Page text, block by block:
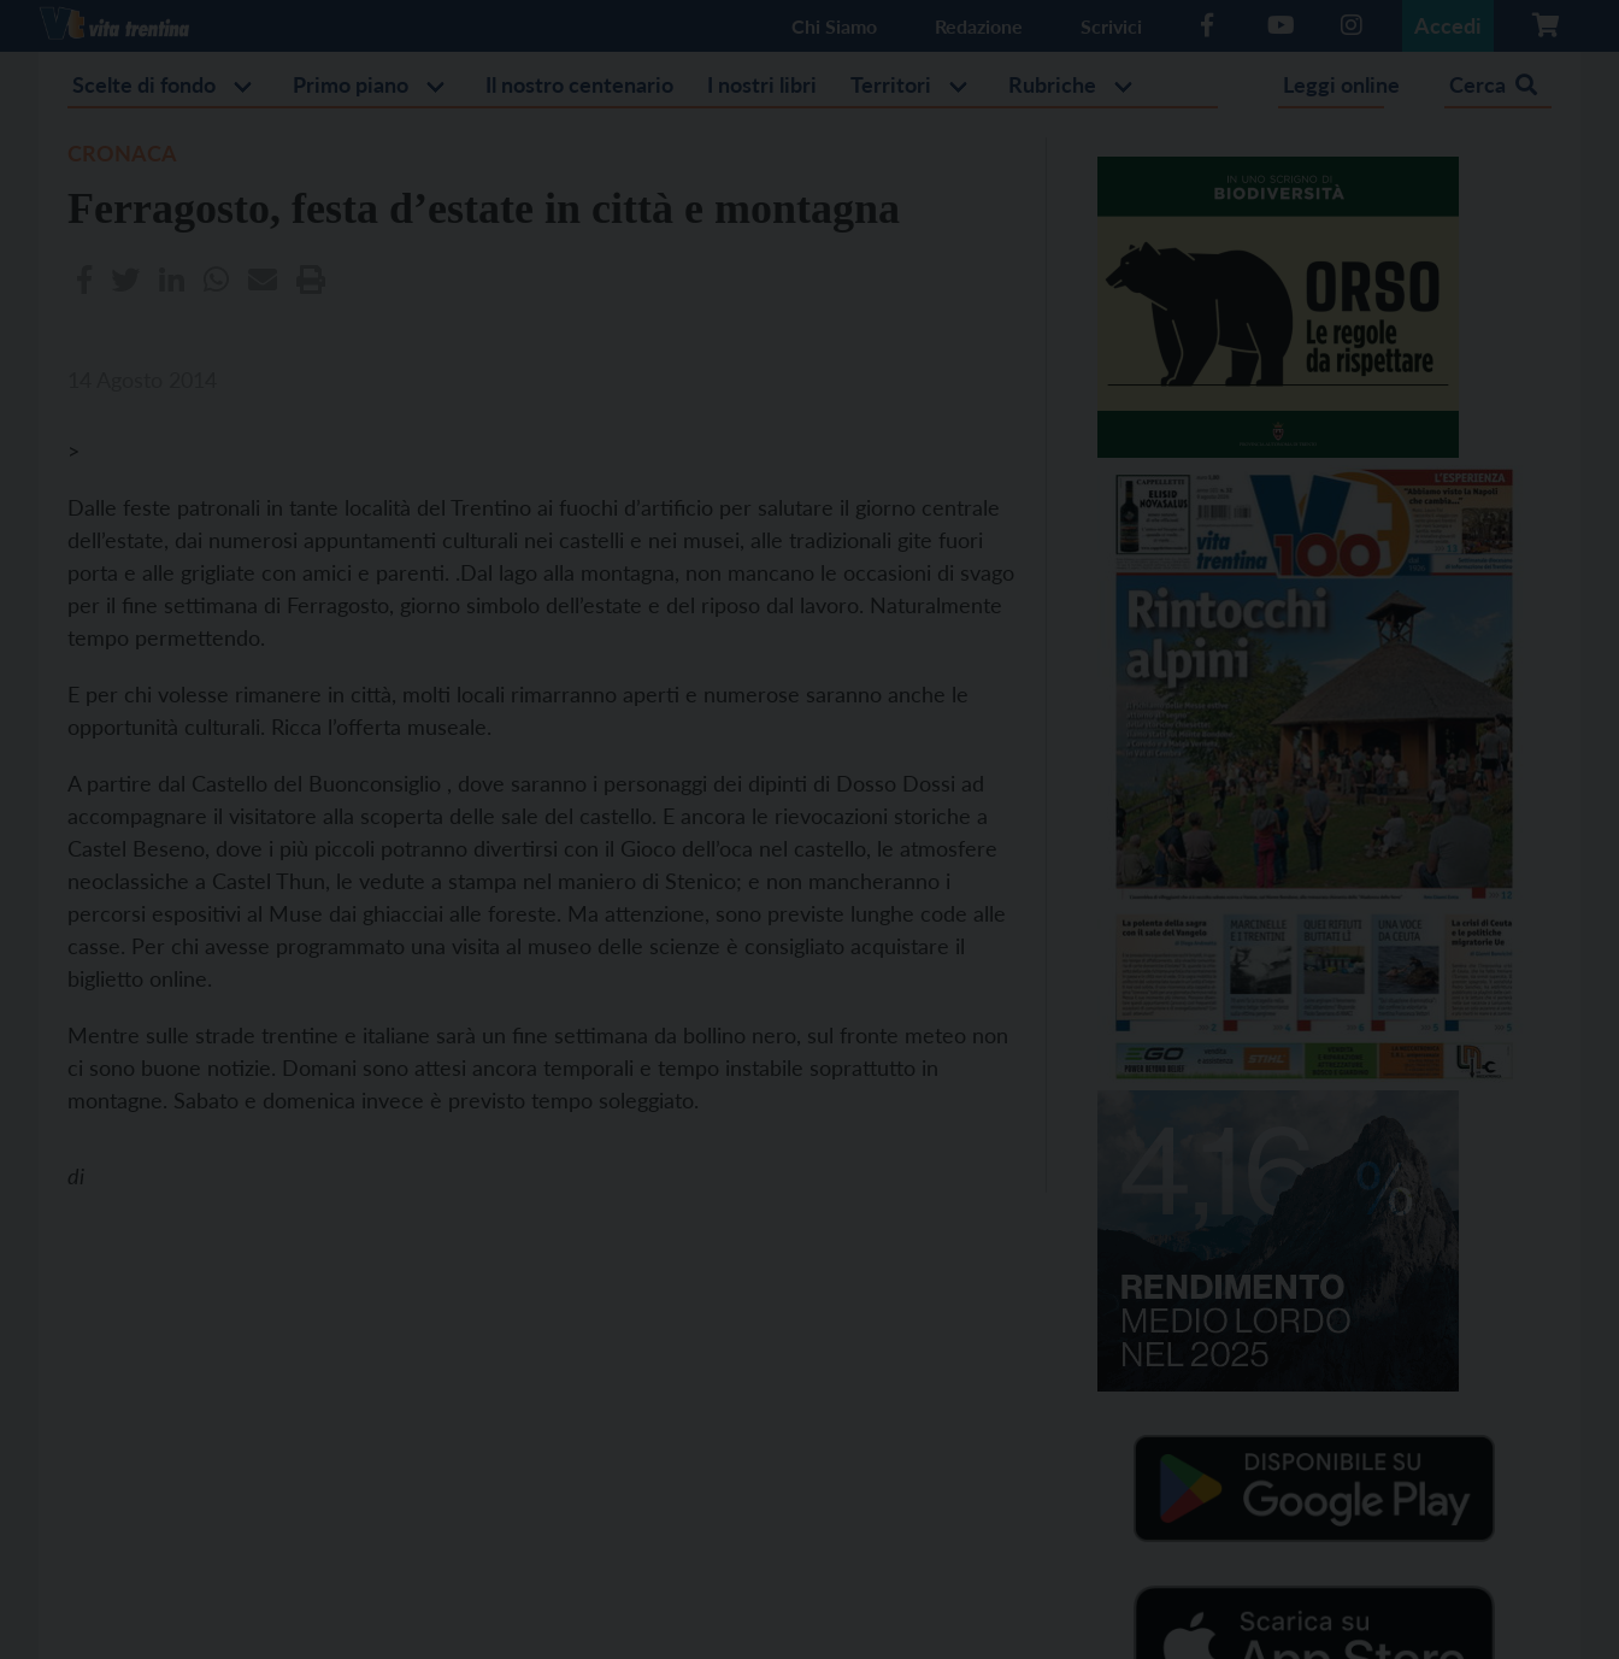
Chi Siamo Redazione Scrivici Accedi
Scelte di fondo Primo piano Il nostro centenario I nostri libri Territori Rubriche Leggi online Cerca
Ferragosto, festa d’estate in città e montagna
>
Dalle feste patronali in tante località del Trentino ai fuochi d’artificio per salutare il giorno centrale
dell’estate, dai numerosi appuntamenti culturali nei castelli e nei musei, alle tradizionali gite fuori
porta e alle grigliate con amici e parenti. .Dal lago alla montagna, non mancano le occasioni di svago
per il fine settimana di Ferragosto, giorno simbolo dell’estate e del riposo dal lavoro. Naturalmente
tempo permettendo.
E per chi volesse rimanere in città, molti locali rimarranno aperti e numerose saranno anche le
opportunità culturali. Ricca l’offerta museale.
A partire dal Castello del Buonconsiglio , dove saranno i personaggi dei dipinti di Dosso Dossi ad
accompagnare il visitatore alla scoperta delle sale del castello. E ancora le rievocazioni storiche a
Castel Beseno, dove i più piccoli potranno divertirsi con il Gioco dell’oca nel castello, le atmosfere
neoclassiche a Castel Thun, le vedute a stampa nel maniero di Stenico; e non mancheranno i
percorsi espositivi al Muse dai ghiacciai alle foreste. Ma attenzione, sono previste lunghe code alle
casse. Per chi avesse programmato una visita al museo delle scienze è consigliato acquistare il
biglietto online.
Mentre sulle strade trentine e italiane sarà un fine settimana da bollino nero, sul fronte meteo non
ci sono buone notizie. Domani sono attesi ancora temporali e tempo instabile soprattutto in
montagne. Sabato e domenica invece è previsto tempo soleggiato.
di